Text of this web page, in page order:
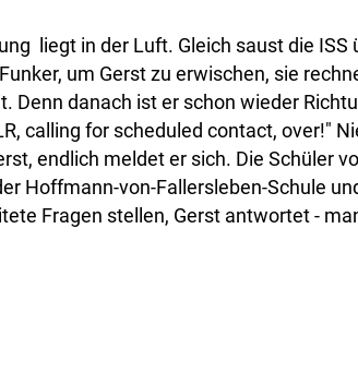
liegt in der Luft. Gleich saust die ISS
um Gerst zu erwischen, sie
Denn danach ist er schon wieder
calling for scheduled contact, over!"
endlich meldet er sich. Die Schüler
Hoffmann-von-Fallersleben-Schule
Fragen stellen, Gerst antwortet -